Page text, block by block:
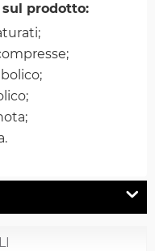
prodotto: